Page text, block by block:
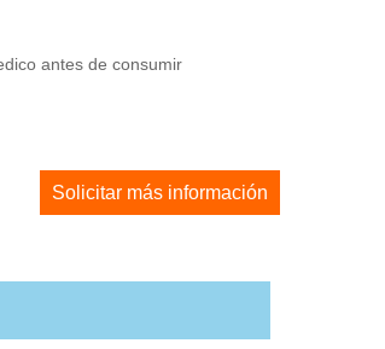
antes de consumir
Solicitar más información